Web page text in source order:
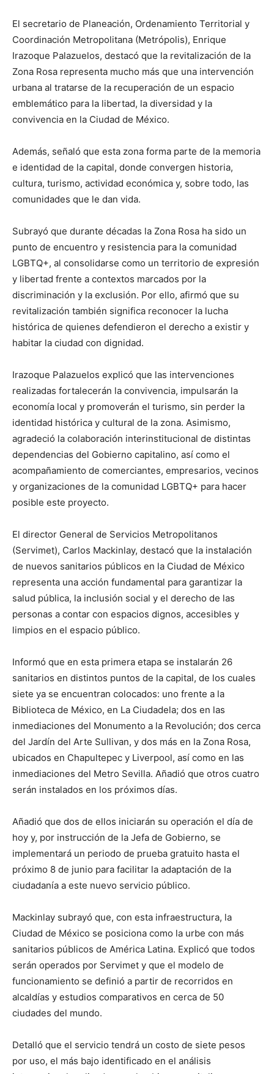
El secretario de Planeación, Ordenamiento Territorial y
Coordinación Metropolitana (Metrópolis), Enrique
Irazoque Palazuelos, destacó que la revitalización de la
Zona Rosa representa mucho más que una intervención
urbana al tratarse de la recuperación de un espacio
emblemático para la libertad, la diversidad y la
convivencia en la Ciudad de México.
Además, señaló que esta zona forma parte de la memoria
e identidad de la capital, donde convergen historia,
cultura, turismo, actividad económica y, sobre todo, las
comunidades que le dan vida.
Subrayó que durante décadas la Zona Rosa ha sido un
punto de encuentro y resistencia para la comunidad
LGBTQ+, al consolidarse como un territorio de expresión
y libertad frente a contextos marcados por la
discriminación y la exclusión. Por ello, afirmó que su
revitalización también significa reconocer la lucha
histórica de quienes defendieron el derecho a existir y
habitar la ciudad con dignidad.
Irazoque Palazuelos explicó que las intervenciones
realizadas fortalecerán la convivencia, impulsarán la
economía local y promoverán el turismo, sin perder la
identidad histórica y cultural de la zona. Asimismo,
agradeció la colaboración interinstitucional de distintas
dependencias del Gobierno capitalino, así como el
acompañamiento de comerciantes, empresarios, vecinos
y organizaciones de la comunidad LGBTQ+ para hacer
posible este proyecto.
El director General de Servicios Metropolitanos
(Servimet), Carlos Mackinlay, destacó que la instalación
de nuevos sanitarios públicos en la Ciudad de México
representa una acción fundamental para garantizar la
salud pública, la inclusión social y el derecho de las
personas a contar con espacios dignos, accesibles y
limpios en el espacio público.
Informó que en esta primera etapa se instalarán 26
sanitarios en distintos puntos de la capital, de los cuales
siete ya se encuentran colocados: uno frente a la
Biblioteca de México, en La Ciudadela; dos en las
inmediaciones del Monumento a la Revolución; dos cerca
del Jardín del Arte Sullivan, y dos más en la Zona Rosa,
ubicados en Chapultepec y Liverpool, así como en las
inmediaciones del Metro Sevilla. Añadió que otros cuatro
serán instalados en los próximos días.
Añadió que dos de ellos iniciarán su operación el día de
hoy y, por instrucción de la Jefa de Gobierno, se
implementará un periodo de prueba gratuito hasta el
próximo 8 de junio para facilitar la adaptación de la
ciudadanía a este nuevo servicio público.
Mackinlay subrayó que, con esta infraestructura, la
Ciudad de México se posiciona como la urbe con más
sanitarios públicos de América Latina. Explicó que todos
serán operados por Servimet y que el modelo de
funcionamiento se definió a partir de recorridos en
alcaldías y estudios comparativos en cerca de 50
ciudades del mundo.
Detalló que el servicio tendrá un costo de siete pesos
por uso, el más bajo identificado en el análisis